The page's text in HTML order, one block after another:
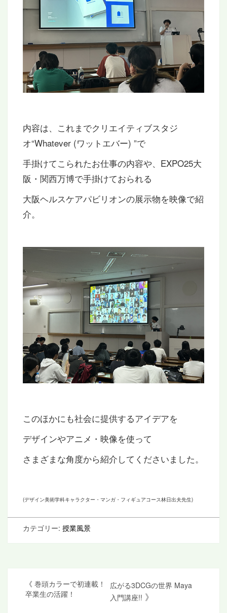
内容は、これまでクリエイティブスタジ
オ“Whatever (ワットエバー) ”で
手掛けてこられたお仕事の内容や、EXPO25大
阪・関西万博で手掛けておられる
大阪ヘルスケアパビリオンの展示物を映像で紹
介。
このほかにも社会に提供するアイデアを
デザインやアニメ・映像を使って
さまざまな角度から紹介してくださいました。
(デザイン美術学科キャラクター・マンガ・フィギュアコース林日出夫先生)
カテゴリー: 授業風景
《 巻頭カラーで初連載！
卒業生の活躍！
広がる3DCGの世界 Maya
入門講座!! 》